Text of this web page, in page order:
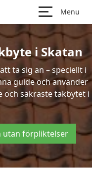
Menu
i Skatan
ta sig an – speciellt i
guide och använder
säkraste takbytet i
utan förpliktelser